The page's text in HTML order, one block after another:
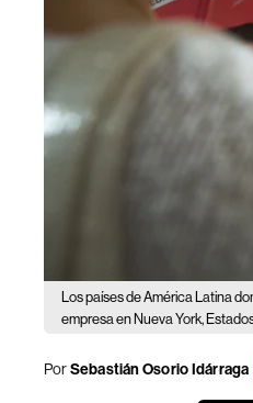
Los países de América Latina
empresa en Nueva York,
PorSebastián Osorio Idárraga